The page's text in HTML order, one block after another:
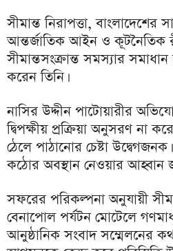
সীমান্ত নিরাপত্তা, বাংলাদেশের
আন্তর্জাতিক আইন ও কূটনৈতিক
সীমান্তসংক্রান্ত সমস্যার
করেন তিনি।
নাসির উদ্দীন পাটোয়ারীর
দ্বিপক্ষীয় প্রক্রিয়া অনুসরণ না
ঠেলে পাঠানোর চেষ্টা
কঠোর অবস্থান নেওয়ার আহ্বান
সফরের পরিকল্পনা অনুযায়ী
বেনাপোল পর্যটন মোটেলে
আনুষ্ঠানিক সংবাদ সম্মেলনের